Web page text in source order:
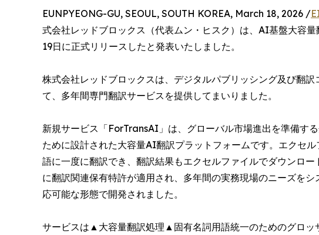
EUNPYEONG-GU, SEOUL, SOUTH KOREA, March 18, 2026 /
式会社レッドブロックス（代表ムン・ヒスク）は、AI基盤大容
19日に正式リリースしたと発表いたしました。
株式会社レッドブロックスは、デジタルパブリッシング及び翻
て、多年間専門翻訳サービスを提供してまいりました。
新規サービス「ForTransAI」は、グローバル市場進出を準備す
ために設計された大容量AI翻訳プラットフォームです。エクセ
語に一度に翻訳でき、翻訳結果もエクセルファイルでダウンロ
に翻訳関連保有特許が適用され、多年間の実務現場のニーズを
応可能な形態で開発されました。
サービスは▲大容量翻訳処理▲固有名詞用語統一のためのグロ